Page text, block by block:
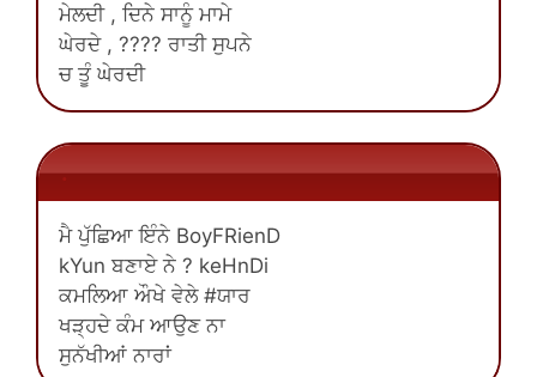
ਮੇਲਦੀ , ਦਿਨੇ ਸਾਨੂੰ ਮਾਮੇ
ਘੇਰਦੇ , ???? ਰਾਤੀ ਸੁਪਨੇ
ਚ ਤੂੰ ਘੇਰਦੀ
.
ਮੈ ਪੁੱਛਿਆ ਇੰਨੇ BoyFRienD
kYun ਬਣਾਏ ਨੇ ? keHnDi
ਕਮਲਿਆ ਔਖੇ ਵੇਲੇ #ਯਾਰ
ਖੜ੍ਹਦੇ ਕੰਮ ਆਉਣ ਨਾ
ਸੁਨੱਖੀਆਂ ਨਾਰਾਂ